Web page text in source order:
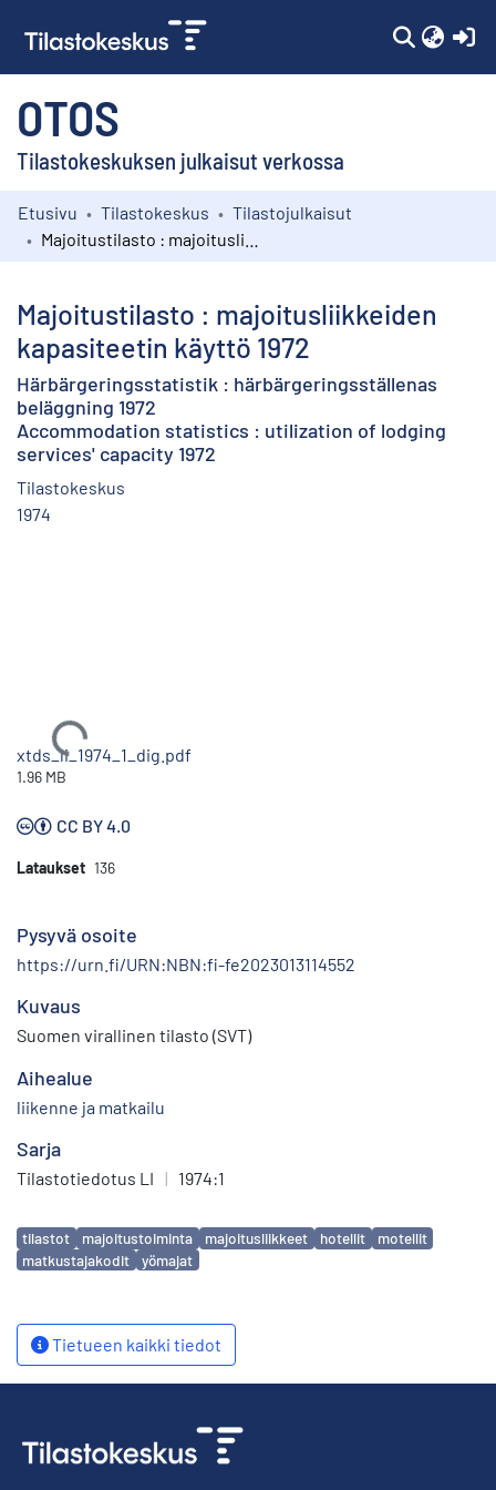
OTOS
Tilastokeskuksen julkaisut verkossa
Kokoelmat
Etusivu Tilastokeskus
Tilastojulkaisut
Majoitustilasto : majoitusliikkeiden
kapasiteetin käyttö 1972
Härbärgeringsstatistik : härbärgeringsställenas
beläggning 1972
Accommodation statistics : utilization of lodging
services' capacity 1972
Tilastokeskus
1974
Ladataan...
xtds_li_1974_1_dig.pdf
1.96 MB
CC BY 4.0
Lataukset 136
Pysyvä osoite
https://urn.fi/URN:NBN:fi-fe2023013114552
Kuvaus
Suomen virallinen tilasto (SVT)
Aihealue
liikenne ja matkailu
Sarja
Tilastotiedotus LI | 1974:1
Avainsanat
tilastot majoitustoiminta majoitusliikkeet hotellit
motellit
matkustajakodit
yömajat
Tietueen kaikki tiedot